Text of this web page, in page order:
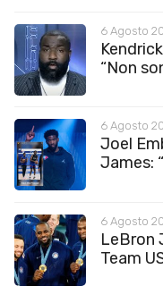
6 Agosto
“Non
6 Agosto
Joel
James:
6 Agosto
LeBron
Team